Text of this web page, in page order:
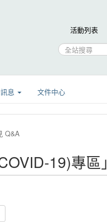
活動列表
息 文件中心
Q&A
19)專區」